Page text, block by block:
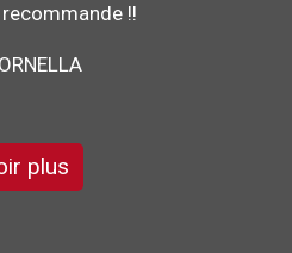
l'entreprise brochard
plus